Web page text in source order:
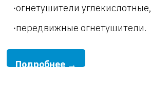
огнетушители углекислотные,
передвижные огнетушители.
Подробнее →